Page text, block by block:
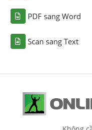
PDF sang Word
Scan sang Text